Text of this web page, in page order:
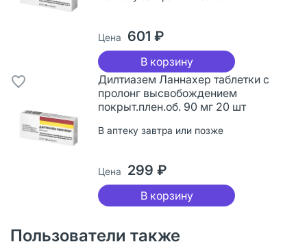
Цена 601 ₽
В корзину
Дилтиазем Ланнахер таблетки с
пролонг высвобождением
покрыт.плен.об. 90 мг 20 шт
В аптеку завтра или позже
Цена 299 ₽
В корзину
Пользователи также